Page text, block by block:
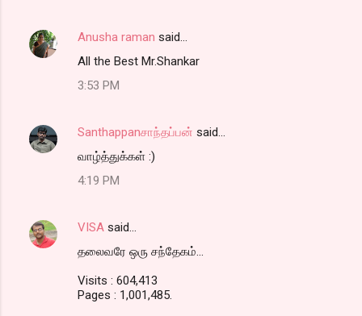
Anusha raman said…
All the Best Mr.Shankar
3:53 PM
Santhappanசாந்தப்பன் said…
வாழ்த்துக்கள் :)
4:19 PM
VISA said…
தலைவரே ஒரு சந்தேகம்...
Visits : 604,413
Pages : 1,001,485.